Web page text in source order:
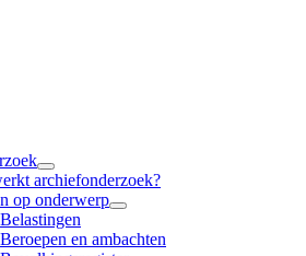
archiefonderzoek?
op onderwerp
Belastingen
Beroepen en ambachten